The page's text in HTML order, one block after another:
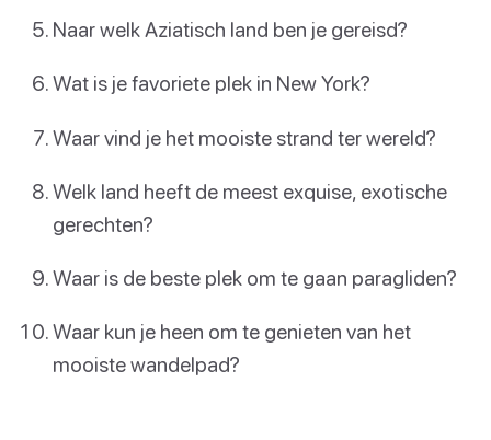
Naar welk Aziatisch land ben je gereisd?
Wat is je favoriete plek in New York?
Waar vind je het mooiste strand ter wereld?
Welk land heeft de meest exquise, exotische
gerechten?
Waar is de beste plek om te gaan paragliden?
Waar kun je heen om te genieten van het
mooiste wandelpad?